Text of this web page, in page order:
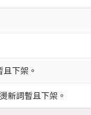
下架。
新詞暫且下架。